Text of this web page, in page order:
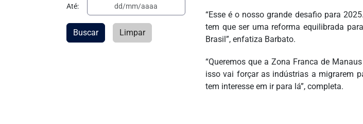
“Esse é o nosso grande desafio para
tem que ser uma reforma equilibrada
Brasil”, enfatiza Barbato.
“Queremos que a Zona Franca de
isso vai forçar as indústrias a migrarem
tem interesse em ir para lá”, completa.
Até:
Buscar Limpar